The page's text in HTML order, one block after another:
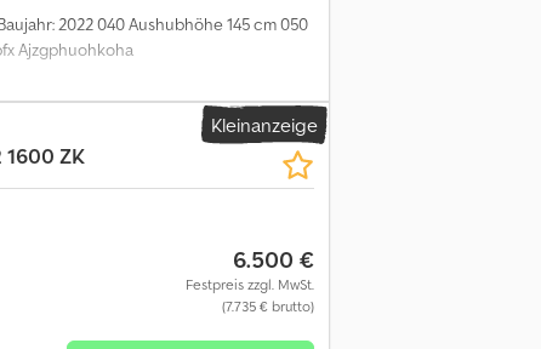
2022 040 Aushubhöhe 145 cm 050
Ajzgphuohkoha
Kleinanzeige
1600 ZK
6.500 €
Festpreis zzgl. MwSt.
(7.735 € brutto)